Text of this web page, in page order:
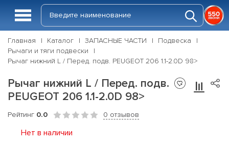
Главная Каталог ЗАПАСНЫЕ ЧАСТИ
Подвеска
Рычаги и тяги подвески
Рычаг нижний L / Перед. подв. PEUGEOT 206 1.1-2.0D 98>
Рычаг нижний L / Перед. подв.
PEUGEOT 206 1.1-2.0D 98>
Рейтинг 0.0 0 отзывов
Нет в наличии